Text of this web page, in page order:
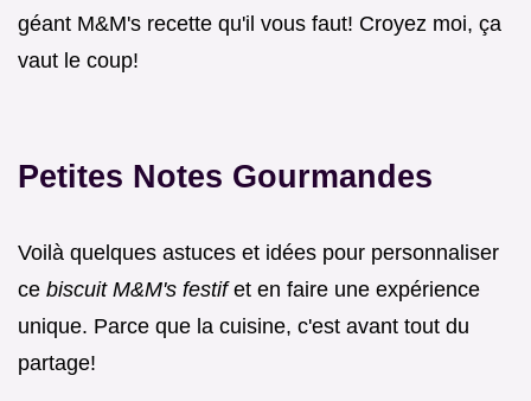
géant M&M's recette qu'il vous faut! Croyez moi, ça
vaut le coup!
Petites Notes Gourmandes
Voilà quelques astuces et idées pour personnaliser
ce biscuit M&M's festifet en faire une expérience
unique. Parce que la cuisine, c'est avant tout du
partage!